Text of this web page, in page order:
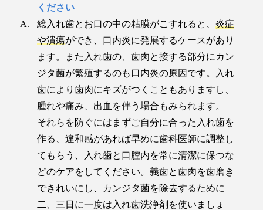
ください
総入れ歯とお口の中の粘膜がこすれると、 炎症
や潰瘍ができ、口内炎に発展するケースがあり
ます。また入れ歯の、歯肉と接する部分にカン
ジタ菌が繁殖するのも口内炎の原因です。入れ
歯により歯肉にキズがつくこともありますし、
腫れや痛み、出血を伴う場合もみられます。
それらを防ぐにはまずご自分に合った入れ歯を
作る、違和感があれば早めに歯科医師に調整し
てもらう、入れ歯と口腔内を常に清潔に保つな
どのケアをしてください。義歯と歯肉を歯磨き
できれいにし、カンジタ菌を除去するために
二、三日に一度は入れ歯洗浄剤を使いましょ